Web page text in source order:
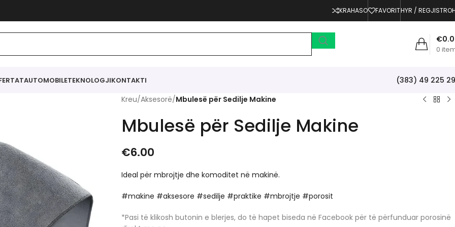
KRAHASO FAVORITHYR /
0
€
AUTOMOBILETEKNOLOGJIKONTAKTI (383) 49 225
Kreu/Aksesorë/Mbulesë për Sedilje Makine
Mbulesë për Sedilje Makine
€6.00
Ideal për mbrojtje dhe komoditet në makinë.
#makine #aksesore #sedilje #praktike #mbrojtje #porosit
*Pasi të klikosh butonin e blerjes, do të hapet biseda në Facebook për të përfunduar porosinë